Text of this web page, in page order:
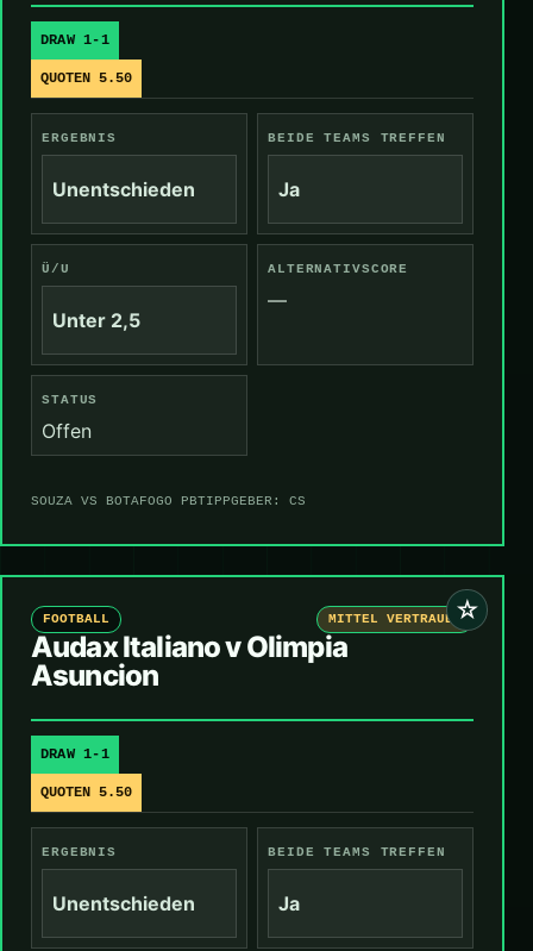
DRAW 1-1
QUOTEN 5.50
ERGEBNIS
Unentschieden
BEIDE TEAMS TREFFEN
Ja
Ü/U
Unter 2,5
ALTERNATIVSCORE
—
STATUS
Offen
SOUZA VS BOTAFOGO PBTIPPGEBER: CS
☆
FOOTBALL MITTEL VERTRAUEN
Audax Italiano v Olimpia
Asuncion
DRAW 1-1
QUOTEN 5.50
ERGEBNIS
Unentschieden
BEIDE TEAMS TREFFEN
Ja